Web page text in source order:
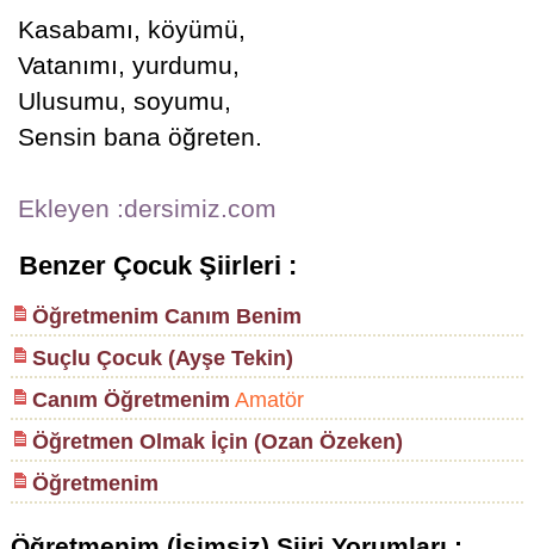
Kasabamı, köyümü,
Vatanımı, yurdumu,
Ulusumu, soyumu,
Sensin bana öğreten.
Ekleyen :dersimiz.com
Benzer Çocuk Şiirleri :
Öğretmenim Canım Benim
Suçlu Çocuk (Ayşe Tekin)
Canım Öğretmenim Amatör
Öğretmen Olmak İçin (Ozan Özeken)
Öğretmenim